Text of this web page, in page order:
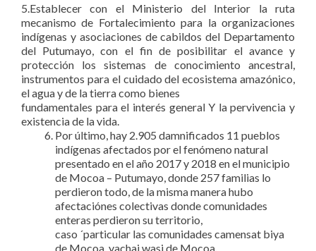
5.Establecer con el Ministerio del Interior la ruta
mecanismo de Fortalecimiento para la organizaciones
indígenas y asociaciones de cabildos del Departamento
del Putumayo, con el fin de posibilitar el avance y
protección los sistemas de conocimiento ancestral,
instrumentos para el cuidado del ecosistema amazónico,
el agua y de la tierra como bienes
fundamentales para el interés general Y la pervivencia y
existencia de la vida.
Por último, hay 2.905 damnificados 11 pueblos
indígenas afectados por el fenómeno natural
presentado en el año 2017 y 2018 en el municipio
de Mocoa – Putumayo, donde 257 familias lo
perdieron todo, de la misma manera hubo
afectaciónes colectivas donde comunidades
enteras perdieron su territorio,
caso ´particular las comunidades camensat biya
de Mocoa, yachai wasi de Mocoa,